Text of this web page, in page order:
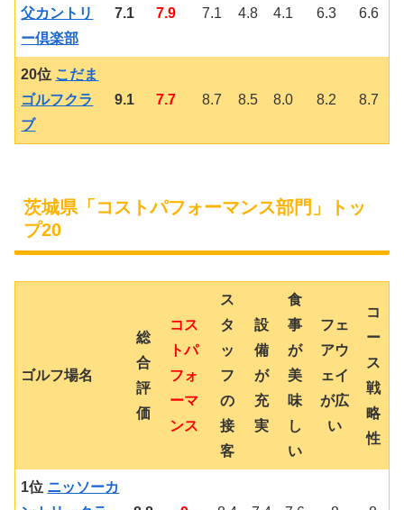
父カントリ
ー倶楽部
7.1 7.9 7.1 4.8 4.1 6.3 6.6
20位 こだま
ゴルフクラ
ブ
9.1 7.7 8.7 8.5 8.0 8.2 8.7
茨城県「コストパフォーマンス部門」トッ
プ20
ゴルフ場名
総
合
評
価
コス
トパ
フォ
ーマ
ンス
ス
タ
ッ
フ
の
接
客
設
備
が
充
実
食
事
が
美
味
し
い
フェ
アウ
ェイ
が広
い
コ
ー
ス
戦
略
性
1位 ニッソーカ